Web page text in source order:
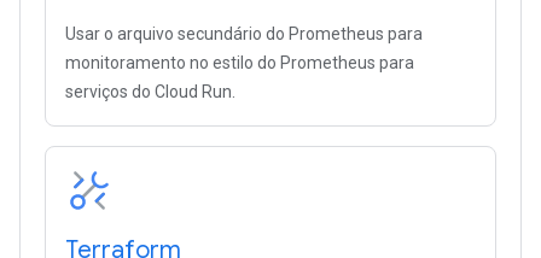
Usar o arquivo secundário do Prometheus para
monitoramento no estilo do Prometheus para
serviços do Cloud Run.
Terraform